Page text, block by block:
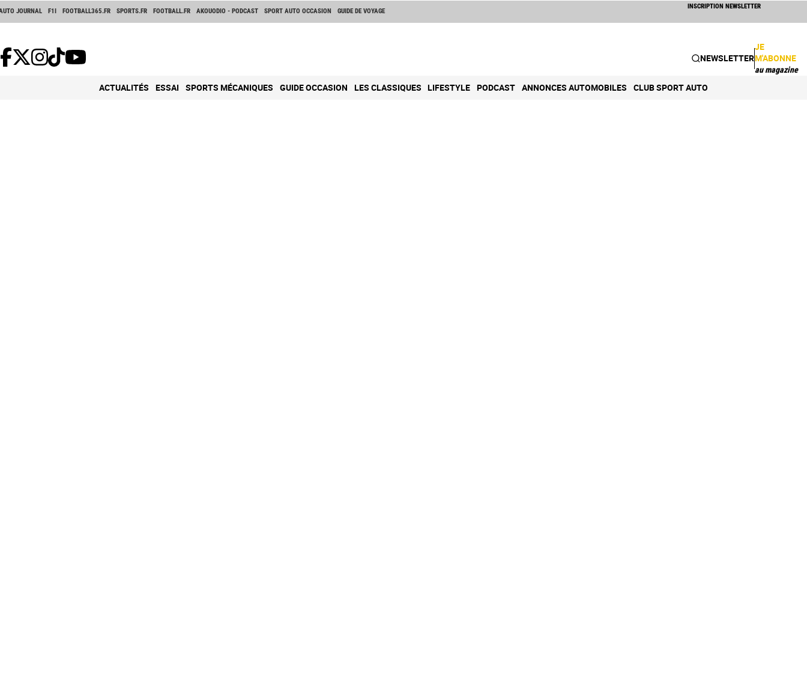
JOURNAL F1I FOOTBALL365.FR SPORTS.FR FOOTBALL.FR AKOUODIO - PODCAST SPORT AUTO OCCASION GUIDE DE VOYAGE
INSCRIPTION NEWSLETTER
NEWSLETTER
JE
M'ABONNE
au magazine
ACTUALITÉS ESSAI SPORTS MÉCANIQUES GUIDE OCCASION LES CLASSIQUES LIFESTYLE PODCAST ANNONCES AUTOMOBILES CLUB SPORT AUTO